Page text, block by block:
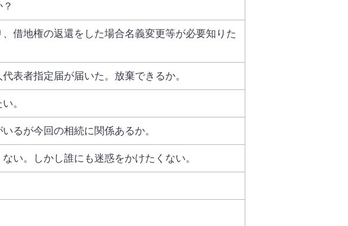
借地権の返還をした場合名義変更等が必要知りた
表者指定届が届いた。放棄できるか。
。
るが今回の相続に関係あるか。
い。しかし誰にも迷惑をかけたくない。